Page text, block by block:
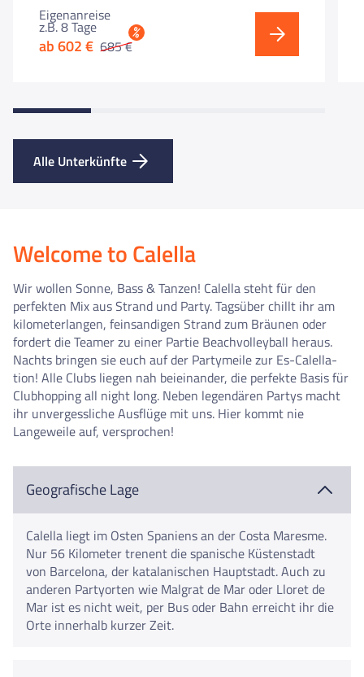
Eigenanreise
z.B. 8 Tage
ab 602 € 685 €
%
Alle Unterkünfte
Welcome to Calella
Wir wollen Sonne, Bass & Tanzen! Calella steht für den
perfekten Mix aus Strand und Party. Tagsüber chillt ihr am
kilometerlangen, feinsandigen Strand zum Bräunen oder
fordert die Teamer zu einer Partie Beachvolleyball heraus.
Nachts bringen sie euch auf der Partymeile zur Es-Calella-
tion! Alle Clubs liegen nah beieinander, die perfekte Basis für
Clubhopping all night long. Neben legendären Partys macht
ihr unvergessliche Ausflüge mit uns. Hier kommt nie
Langeweile auf, versprochen!
Geografische Lage
Calella liegt im Osten Spaniens an der Costa Maresme.
Nur 56 Kilometer trenent die spanische Küstenstadt
von Barcelona, der katalanischen Hauptstadt. Auch zu
anderen Partyorten wie Malgrat de Mar oder Lloret de
Mar ist es nicht weit, per Bus oder Bahn erreicht ihr die
Orte innerhalb kurzer Zeit.